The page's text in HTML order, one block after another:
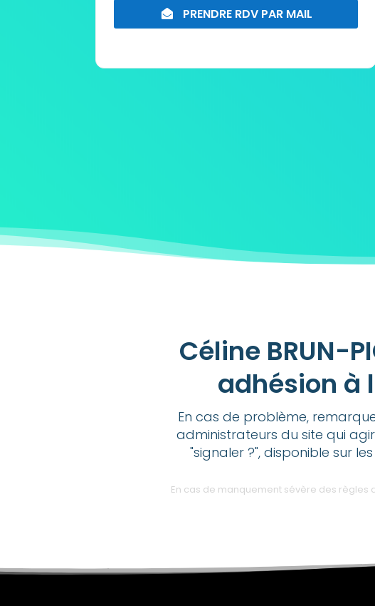
PRENDRE RDV PAR MAIL
Céline BRUN-
adhésion à
En cas de problème,
administrateurs du site qui
"signaler ?", disponible sur
En cas de manquement sévère des